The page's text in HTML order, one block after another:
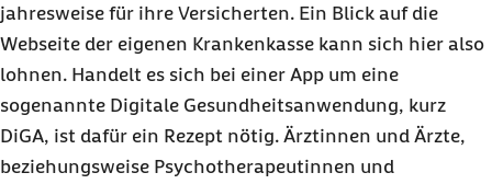
jahresweise für ihre Versicherten. Ein Blick auf die
Webseite der eigenen Krankenkasse kann sich hier also
lohnen. Handelt es sich bei einer App um eine
sogenannte Digitale Gesundheitsanwendung, kurz
DiGA, ist dafür ein Rezept nötig. Ärztinnen und Ärzte,
beziehungsweise Psychotherapeutinnen und